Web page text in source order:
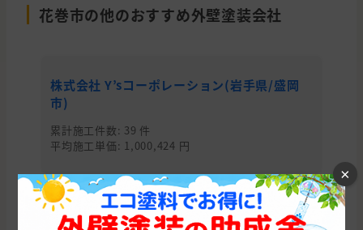
花巻市の他のおすすめ外壁塗装会社
株式会社 Y’sコーポレーション(岩手県/盛岡
市)
累計施工件数: 39 件
平均施工単価: 1,000,424 円
岩手県の他の市区町村から外壁塗装会社を
×